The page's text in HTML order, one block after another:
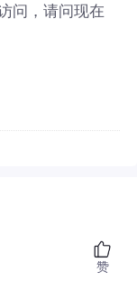
问，请问现在
赞